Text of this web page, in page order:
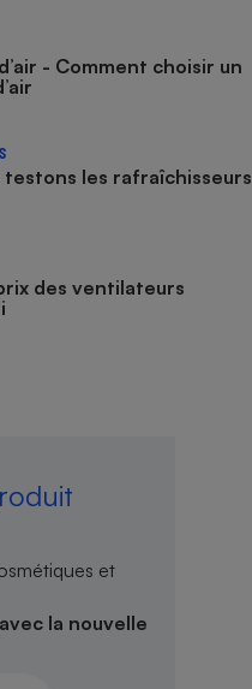
- Comment choisir un
testons les rafraîchisseurs
des ventilateurs
et
la nouvelle